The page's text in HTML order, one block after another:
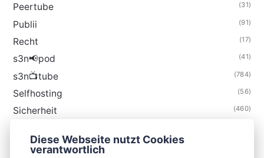
Peertube (31)
Publii (91)
Recht (17)
s3n📢pod (41)
s3n📺tube (784)
Selfhosting (56)
Sicherheit (460)
Thunderbird
Diese Webseite nutzt Cookies
verantwortlich